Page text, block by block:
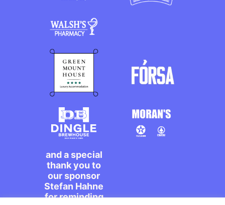
and a special
thank you to
our sponsor
Stefan Hahne
for reminding